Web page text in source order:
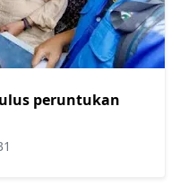
peruntukan